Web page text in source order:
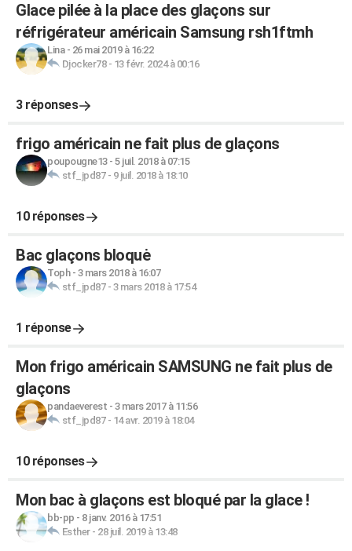
Glace pilée à la place des glaçons sur
réfrigérateur américain Samsung rsh1ftmh
Lina- 26 mai 2019 à 16:22
Djocker78- 13 févr. 2024 à 00:16
3 réponses
frigo américain ne fait plus de glaçons
poupougne13- 5 juil. 2018 à 07:15
stf_jpd87- 9 juil. 2018 à 18:10
10 réponses
Bac glaçons bloquė
Toph- 3 mars 2018 à 16:07
stf_jpd87- 3 mars 2018 à 17:54
1 réponse
Mon frigo américain SAMSUNG ne fait plus de
glaçons
pandaeverest - 3 mars 2017 à 11:56
stf_jpd87- 14 avr. 2019 à 18:04
10 réponses
Mon bac à glaçons est bloqué par la glace !
bb-pp - 8 janv. 2016 à 17:51
Esther- 28 juil. 2019 à 13:48